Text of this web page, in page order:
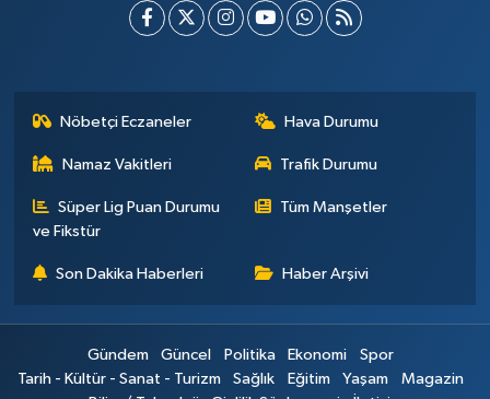
Nöbetçi Eczaneler Hava Durumu
Namaz Vakitleri Trafik Durumu
Süper Lig Puan Durumu
ve Fikstür
Tüm Manşetler
Son Dakika Haberleri Haber Arşivi
Gündem Güncel Politika Ekonomi
Spor
Tarih - Kültür - Sanat - Turizm
Sağlık Eğitim Yaşam
Magazin